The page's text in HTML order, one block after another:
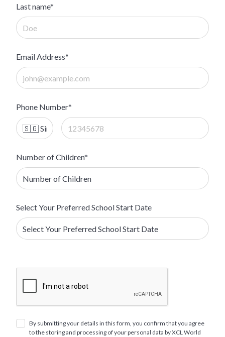
Last name*
Email Address*
Phone Number*
Number of Children*
Select Your Preferred School Start Date
By submitting your details in this form, you confirm that you agree
to the storing and processing of your personal data by XCL World